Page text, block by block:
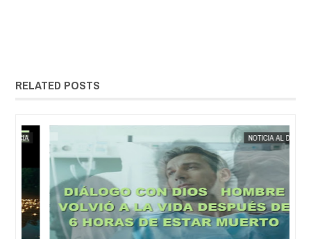
RELATED POSTS
MAY 25, 2025
NOTICIA AL DÍA
EXTRANOTIX MISTERIO